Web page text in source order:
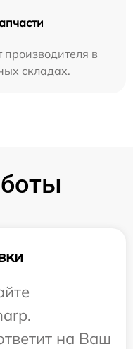
производителя в
складах.
на Ваш